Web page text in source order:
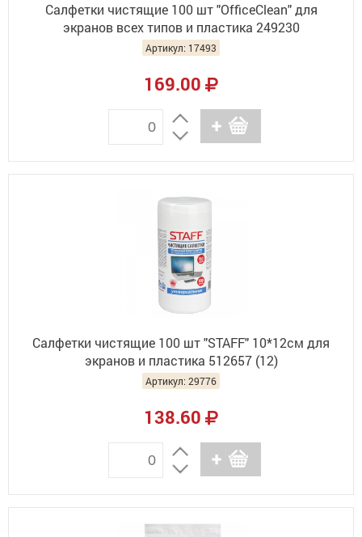
Салфетки чистящие 100 шт "OfficeClean" для
экранов всех типов и пластика 249230
Артикул: 17493
169.00
Салфетки чистящие 100 шт "STAFF" 10*12см для
экранов и пластика 512657 (12)
Артикул: 29776
138.60